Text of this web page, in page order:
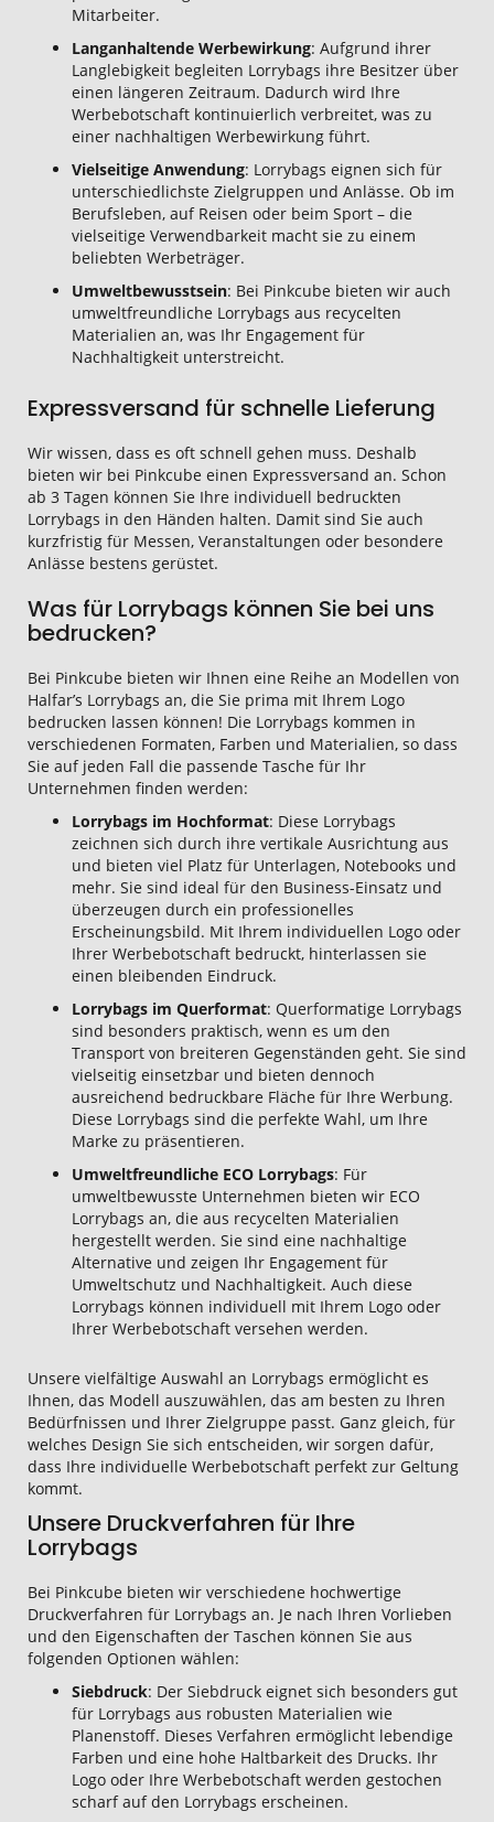
Mitarbeiter.
Langanhaltende Werbewirkung: Aufgrund ihrer
Langlebigkeit begleiten Lorrybags ihre Besitzer über
einen längeren Zeitraum. Dadurch wird Ihre
Werbebotschaft kontinuierlich verbreitet, was zu
einer nachhaltigen Werbewirkung führt.
Vielseitige Anwendung: Lorrybags eignen sich für
unterschiedlichste Zielgruppen und Anlässe. Ob im
Berufsleben, auf Reisen oder beim Sport – die
vielseitige Verwendbarkeit macht sie zu einem
beliebten Werbeträger.
Umweltbewusstsein: Bei Pinkcube bieten wir auch
umweltfreundliche Lorrybags aus recycelten
Materialien an, was Ihr Engagement für
Nachhaltigkeit unterstreicht.
Expressversand für schnelle Lieferung
Wir wissen, dass es oft schnell gehen muss. Deshalb
bieten wir bei Pinkcube einen Expressversand an. Schon
ab 3 Tagen können Sie Ihre individuell bedruckten
Lorrybags in den Händen halten. Damit sind Sie auch
kurzfristig für Messen, Veranstaltungen oder besondere
Anlässe bestens gerüstet.
Was für Lorrybags können Sie bei uns
bedrucken?
Bei Pinkcube bieten wir Ihnen eine Reihe an Modellen von
Halfar’s Lorrybags an, die Sie prima mit Ihrem Logo
bedrucken lassen können! Die Lorrybags kommen in
verschiedenen Formaten, Farben und Materialien, so dass
Sie auf jeden Fall die passende Tasche für Ihr
Unternehmen finden werden:
Lorrybags im Hochformat: Diese Lorrybags
zeichnen sich durch ihre vertikale Ausrichtung aus
und bieten viel Platz für Unterlagen, Notebooks und
mehr. Sie sind ideal für den Business-Einsatz und
überzeugen durch ein professionelles
Erscheinungsbild. Mit Ihrem individuellen Logo oder
Ihrer Werbebotschaft bedruckt, hinterlassen sie
einen bleibenden Eindruck.
Lorrybags im Querformat: Querformatige Lorrybags
sind besonders praktisch, wenn es um den
Transport von breiteren Gegenständen geht. Sie sind
vielseitig einsetzbar und bieten dennoch
ausreichend bedruckbare Fläche für Ihre Werbung.
Diese Lorrybags sind die perfekte Wahl, um Ihre
Marke zu präsentieren.
Umweltfreundliche ECO Lorrybags: Für
umweltbewusste Unternehmen bieten wir ECO
Lorrybags an, die aus recycelten Materialien
hergestellt werden. Sie sind eine nachhaltige
Alternative und zeigen Ihr Engagement für
Umweltschutz und Nachhaltigkeit. Auch diese
Lorrybags können individuell mit Ihrem Logo oder
Ihrer Werbebotschaft versehen werden.
Unsere vielfältige Auswahl an Lorrybags ermöglicht es
Ihnen, das Modell auszuwählen, das am besten zu Ihren
Bedürfnissen und Ihrer Zielgruppe passt. Ganz gleich, für
welches Design Sie sich entscheiden, wir sorgen dafür,
dass Ihre individuelle Werbebotschaft perfekt zur Geltung
kommt.
Unsere Druckverfahren für Ihre
Lorrybags
Bei Pinkcube bieten wir verschiedene hochwertige
Druckverfahren für Lorrybags an. Je nach Ihren Vorlieben
und den Eigenschaften der Taschen können Sie aus
folgenden Optionen wählen:
Siebdruck: Der Siebdruck eignet sich besonders gut
für Lorrybags aus robusten Materialien wie
Planenstoff. Dieses Verfahren ermöglicht lebendige
Farben und eine hohe Haltbarkeit des Drucks. Ihr
Logo oder Ihre Werbebotschaft werden gestochen
scharf auf den Lorrybags erscheinen.